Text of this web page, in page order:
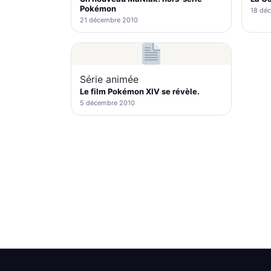
Pokémon
21 décembre 2010
18
Série animée
Le film Pokémon XIV se révèle.
5 décembre 2010